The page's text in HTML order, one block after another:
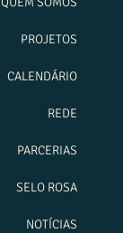
PROJETOS
CALENDÁRIO
REDE
PARCERIAS
SELO ROSA
NOTÍCIAS